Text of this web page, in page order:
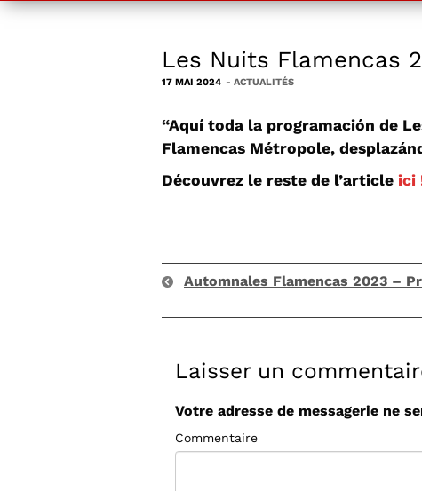
Les Nuits Flamencas
17 MAI 2024 - ACTUALITÉS
“Aquí toda la programación de
Flamencas Métropole,
Découvrez le reste de l’article ici
Automnales Flamencas 2023 –
Laisser un
Votre adresse de messagerie ne
Commentaire